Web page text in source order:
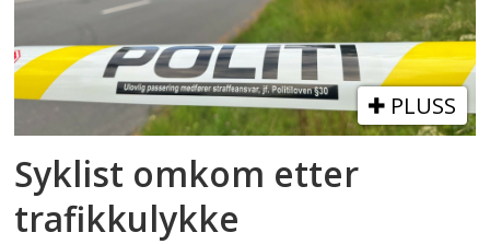
PLUSS
Syklist omkom etter
trafikkulykke